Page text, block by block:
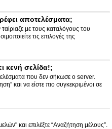
αποτελέσματα;
με τους καταλόγους του
τις επιλογές της
κενή σελίδα!;
που δεν σήκωσε ο server.
και να είστε πιο συγκεκριμένοι σε
και επιλέξτε “Αναζήτηση μέλους”.